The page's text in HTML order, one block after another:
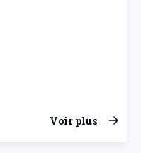
Voir plus